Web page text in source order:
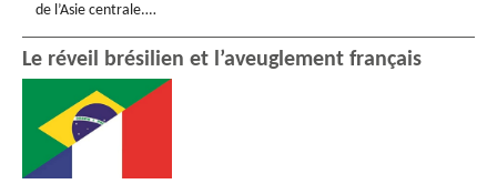
de l’Asie centrale.…
Le réveil brésilien et l’aveuglement français